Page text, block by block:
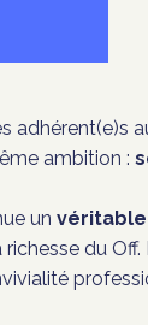
adhérent(e)s
ambition :
un véritable
du Off.